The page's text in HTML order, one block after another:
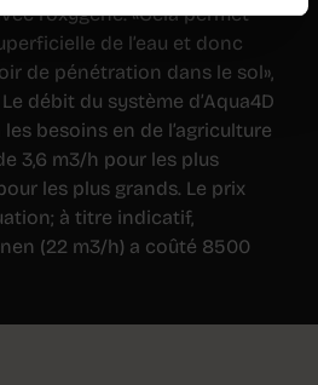
l’oxygène. «Cela permet
de l’eau et donc
de pénétration dans le sol»,
débit du système d’Aqua4D
besoins en de l’agriculture
3,6 m3/h pour les plus
les plus grands. Le prix
à titre indicatif,
(22 m3/h) a coûté 8500